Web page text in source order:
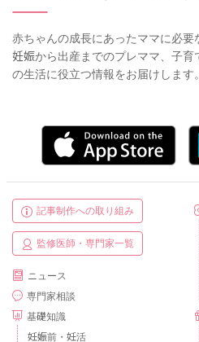
赤ちゃんの成長にあったママに必要
妊娠から出産までのプレママ、子育
の生活に役立つ情報をお届けします。
記事制作への取り組み
監修医師・専門家一覧
ニュース
専門家相談
基礎知識
妊娠前・妊活